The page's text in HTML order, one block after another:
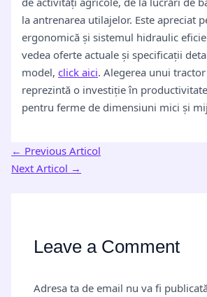
la antrenarea utilajelor. Este apreciat
ergonomică și sistemul hidraulic
vedea oferte actuale și specificații
model,click aici. Alegerea unui
reprezintă o investiție în
pentru ferme de dimensiuni mici și
← Previous Articol
Next Articol →
Leave a Comment
Adresa ta de email nu va fi